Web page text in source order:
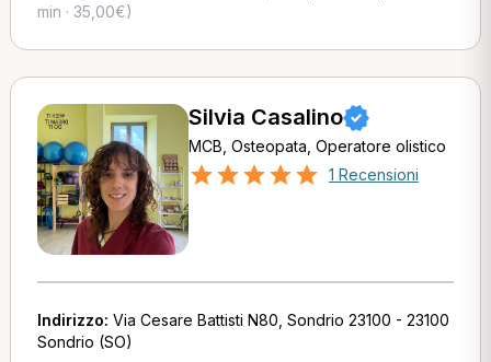
min · 35,00€)
Silvia Casalino
MCB, Osteopata, Operatore olistico
1 Recensioni
Indirizzo: Via Cesare Battisti N80, Sondrio 23100 - 23100
Sondrio (SO)